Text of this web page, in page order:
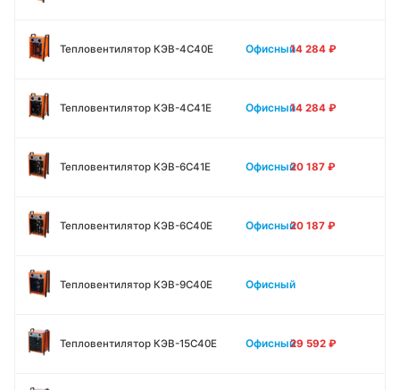
Тепловентилятор КЭВ-4С40Е Офисный14 284 ₽
Тепловентилятор КЭВ-4С41Е Офисный14 284 ₽
Тепловентилятор КЭВ-6С41Е Офисный20 187 ₽
Тепловентилятор КЭВ-6С40Е Офисный20 187 ₽
Тепловентилятор КЭВ-9С40Е Офисный
Тепловентилятор КЭВ-15С40Е Офисный29 592 ₽